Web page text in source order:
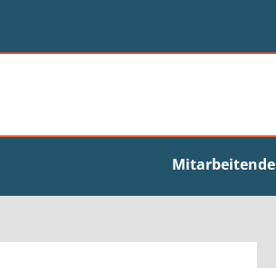
Mitarbeitende